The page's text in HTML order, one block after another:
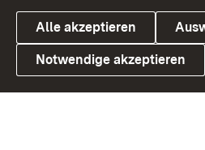
Link zum Landesportal
Alle akzeptieren
Notwendige akzeptieren